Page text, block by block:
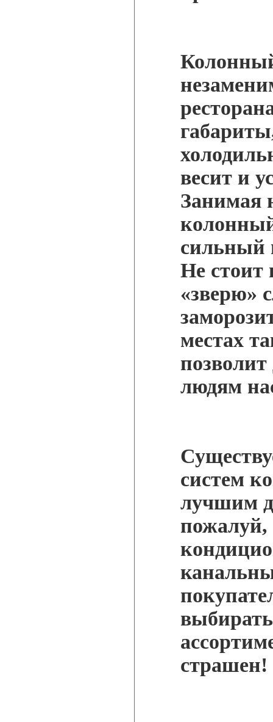
весит и
Занимая
сильный
Не стоит
«зверю»
местах
позволит
людям
систем
лучшим
пожалуй,
страшен!